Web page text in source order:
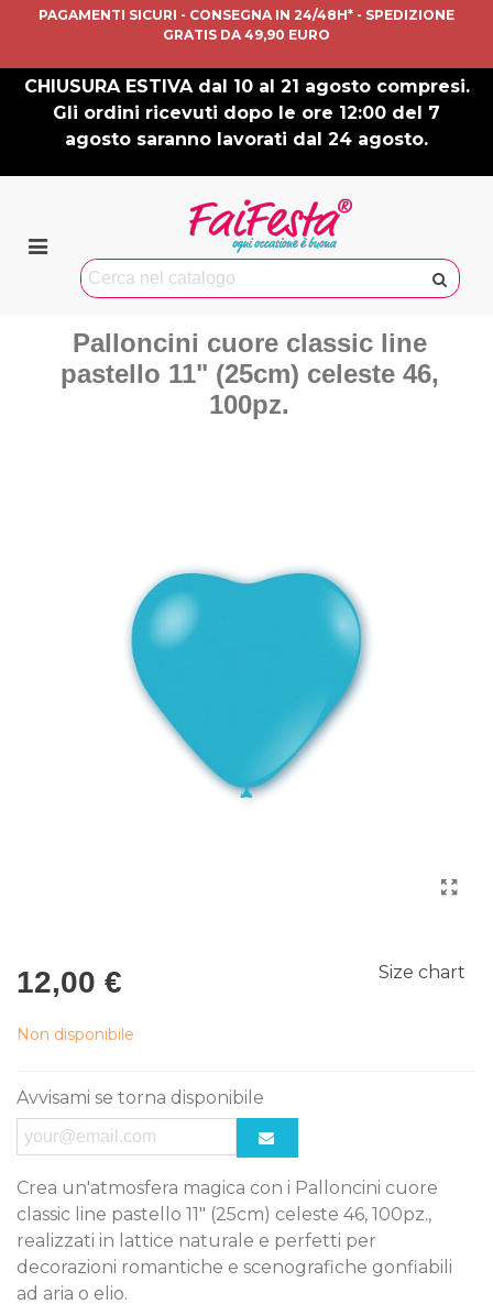
PAGAMENTI SICURI - CONSEGNA IN 24/48H* - SPEDIZIONE
GRATIS DA 49,90 EURO
CHIUSURA ESTIVA dal 10 al 21 agosto compresi.
Gli ordini ricevuti dopo le ore 12:00 del 7
agosto saranno lavorati dal 24 agosto.
Palloncini cuore classic line
pastello 11" (25cm) celeste 46,
100pz.
12,00 € Size chart
Non disponibile
Avvisami se torna disponibile
Crea un'atmosfera magica con i Palloncini cuore
classic line pastello 11" (25cm) celeste 46, 100pz.,
realizzati in lattice naturale e perfetti per
decorazioni romantiche e scenografiche gonfiabili
ad aria o elio.